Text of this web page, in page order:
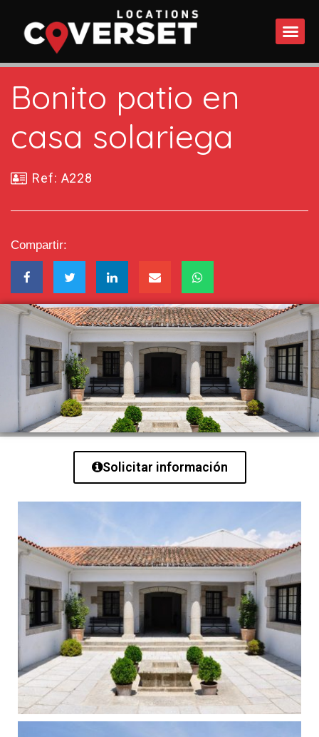
Bonito patio en
casa solariega
Ref: A228
Compartir:
Solicitar información